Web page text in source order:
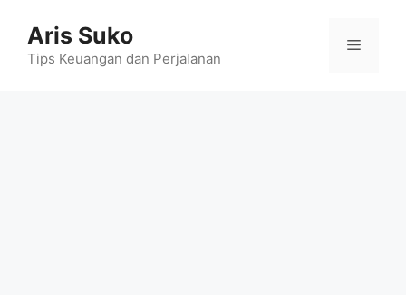
content
Aris Suko
Tips Keuangan dan Perjalanan
Menu